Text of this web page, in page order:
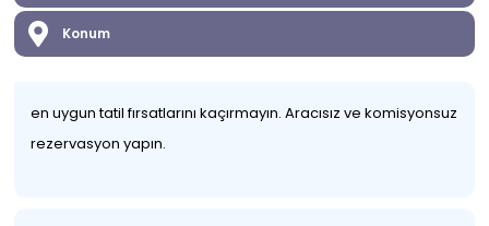
Konum
en uygun tatil fırsatlarını kaçırmayın. Aracısız ve komisyonsuz
rezervasyon yapın.